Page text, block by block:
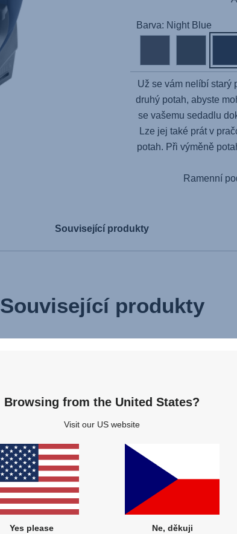
Barva: Night Blue
Už se vám nelíbí starý
druhý potah, abyste
se vašemu sedadlu
Lze jej také prát v
potah. Při výměně
Ramenní
Související produkty
Související produkty
Browsing from the United States?
Visit our US website
Yes please Ne, děkuji